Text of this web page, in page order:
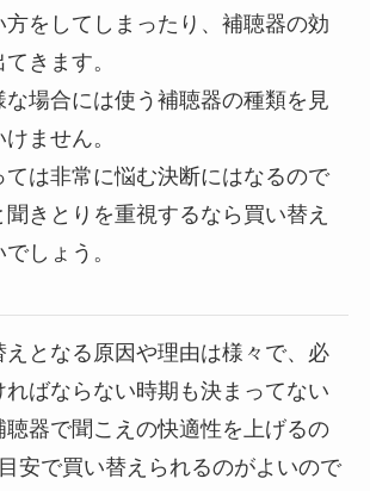
方をしてしまったり、補聴器の効
きます。
な場合には使う補聴器の種類を見
ません。
ては非常に悩む決断にはなるので
きとりを重視するなら買い替え
しょう。
となる原因や理由は様々で、必
ばならない時期も決まってない
聴器で聞こえの快適性を上げるの
安で買い替えられるのがよいので